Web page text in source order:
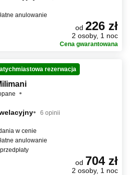
anulowanie
od 226 zł
2 osoby, 1 noc
Cena gwarantowana
rezerwacja
6 opinii
w cenie
anulowanie
od 704 zł
2 osoby, 1 noc